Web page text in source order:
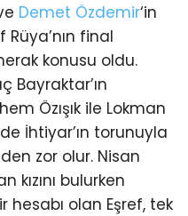
Demet Özdemir‘in
Rüya’nın final
konusu oldu.
Bayraktar’ın
Özışık ile Lokman
İhtiyar’ın torunuyla
zor olur. Nisan
kızını bulurken
hesabı olan Eşref, tek